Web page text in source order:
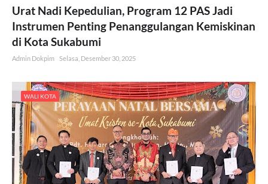
Urat Nadi Kepedulian, Program 12 PAS Jadi
Instrumen Penting Penanggulangan Kemiskinan
di Kota Sukabumi
Admin Dokpim Selasa, Desember 30, 2025
WALI KOTA